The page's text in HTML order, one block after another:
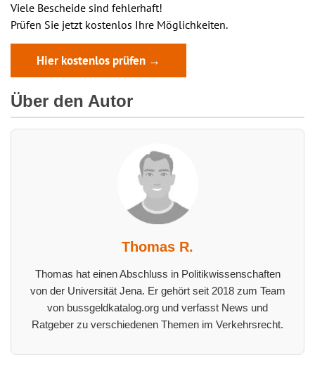
Viele Bescheide sind fehlerhaft!
Prüfen Sie jetzt kostenlos Ihre Möglichkeiten.
Hier kostenlos prüfen →
Über den Autor
Thomas R.
Thomas hat einen Abschluss in Politikwissenschaften
von der Universität Jena. Er gehört seit 2018 zum Team
von bussgeldkatalog.org und verfasst News und
Ratgeber zu verschiedenen Themen im Verkehrsrecht.